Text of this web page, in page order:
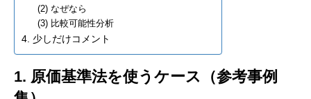
(2) なぜなら
(3) 比較可能性分析
4. 少しだけコメント
1. 原価基準法を使うケース（参考事例